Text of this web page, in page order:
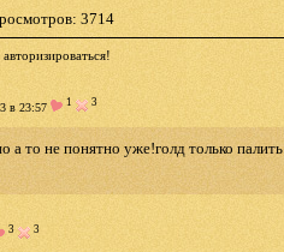
3714
в 23:57 1 3
а то не понятно уже!голд только палить
3 3